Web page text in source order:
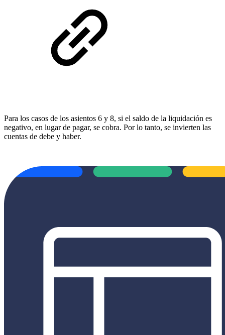
Para los casos de los asientos 6 y 8, si el saldo de la liquidación es
negativo, en lugar de pagar, se cobra. Por lo tanto, se invierten las
cuentas de debe y haber.